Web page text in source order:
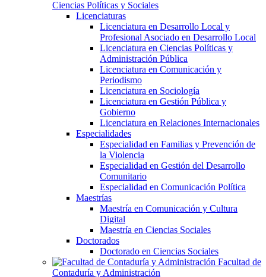
Ciencias Políticas y Sociales
Licenciaturas
Licenciatura en Desarrollo Local y
Profesional Asociado en Desarrollo Local
Licenciatura en Ciencias Políticas y
Administración Pública
Licenciatura en Comunicación y
Periodismo
Licenciatura en Sociología
Licenciatura en Gestión Pública y
Gobierno
Licenciatura en Relaciones Internacionales
Especialidades
Especialidad en Familias y Prevención de
la Violencia
Especialidad en Gestión del Desarrollo
Comunitario
Especialidad en Comunicación Política
Maestrías
Maestría en Comunicación y Cultura
Digital
Maestría en Ciencias Sociales
Doctorados
Doctorado en Ciencias Sociales
Facultad de
Contaduría y Administración